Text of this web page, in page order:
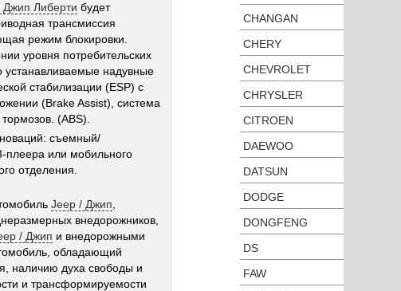
Либерти будет
трансмиссия
режим блокировки.
уровня потребительских
устанавливаемые надувные
стабилизации (ESP) с
(Brake Assist), система
(ABS).
съемный/
плеера или мобильного
отделения.
Jeep / Джип
внедорожников,
/ Джип и внедорожными
обладающий
наличию духа свободы и
и трансформируемости
CHANGAN
CHERY
CHEVROLET
CHRYSLER
CITROEN
DAEWOO
DATSUN
DODGE
DONGFENG
DS
FAW